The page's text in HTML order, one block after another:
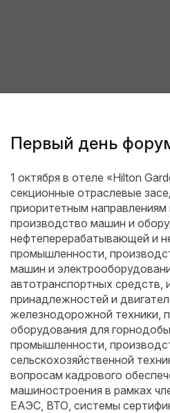
Первый день
1 октября в отеле «Hilton
секционные отраслевые
приоритетным
производство машин и
нефтеперерабатывающей и
промышленности,
машин и
автотранспортных средств,
принадлежностей и
железнодорожной техники,
оборудования для
промышленности,
сельскохозяйственной
вопросам кадрового
машиностроения в рамках
ЕАЭС, ВТО, системы